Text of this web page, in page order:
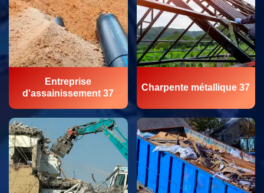
Entreprise
d'assainissement 37
Charpente métallique 37